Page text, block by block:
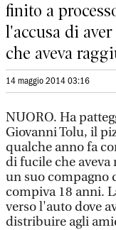
finito a
l'accusa di
che aveva
14 maggio 2014 03:16
NUORO. Ha
Giovanni Tolu, il
qualche anno fa
di fucile che
un suo compagno
compiva 18 anni.
verso l'auto dove
distribuire agli